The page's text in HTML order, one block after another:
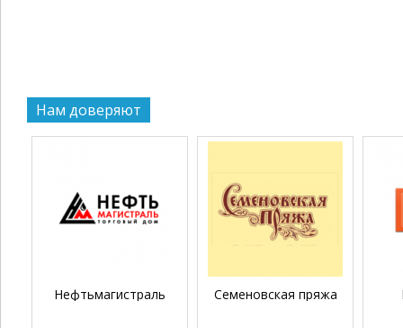
Нам доверяют
Нефтьмагистраль Семеновская пряжа